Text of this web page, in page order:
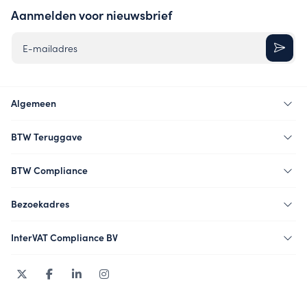
Algemeen
BTW Teruggave
BTW Compliance
Bezoekadres
InterVAT Compliance BV
Aanmelden voor nieuwsbrief
E-mailadres